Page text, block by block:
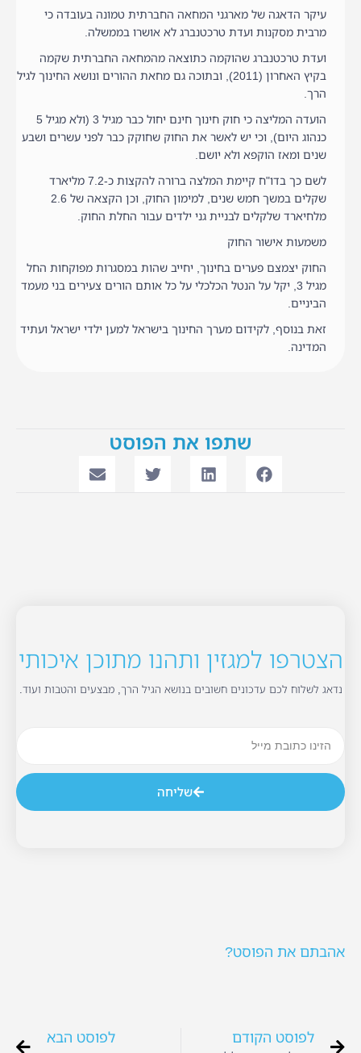
עיקר הדאגה של מארגני המחאה החברתית טמונה בעובדה כי
מרבית מסקנות ועדת טרכטנברג לא אושרו בממשלה.
ועדת טרכטנברג שהוקמה כתוצאה מהמחאה החברתית שקמה
בקיץ האחרון (2011), ובתוכה גם מחאת ההורים ונושא החינוך לגיל
הרך.
הועדה המליצה כי חוק חינוך חינם יחול כבר מגיל 3 (ולא מגיל 5
כנהוג היום), וכי יש לאשר את החוק שחוקק כבר לפני עשרים ושבע
שנים ומאז הוקפא ולא יושם.
לשם כך בדו"ח קיימת המלצה ברורה להקצות כ-7.2 מליארד
שקלים במשך חמש שנים, למימון החוק, וכן הקצאה של 2.6
מלחיארד שלקלים לבניית גני ילדים עבור החלת החוק.
משמעות אישור החוק
החוק יצמצם פערים בחינוך, יחייב שהות במסגרות מפוקחות החל
מגיל 3, יקל על הנטל הכלכלי על כל אותם הורים צעירים בני מעמד
הביניים.
זאת בנוסף, לקידום מערך החינוך בישראל למען ילדי ישראל ועתיד
המדינה.
שתפו את הפוסט
הצטרפו למגזין ותהנו מתוכן איכותי
נדאג לשלוח לכם עדכונים חשובים בנושא הגיל הרך, מבצעים והטבות ועוד.
שליחה
אהבתם את הפוסט?
לפוסט הקודם
לפוסט הבא